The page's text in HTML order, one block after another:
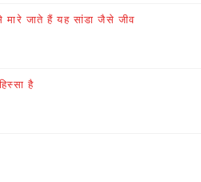
जाते हैं यह सांडा जैसे जीव
है